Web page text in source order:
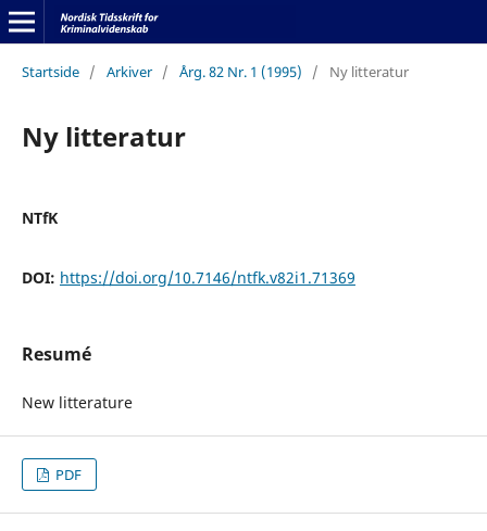
Startside / Arkiver / Årg. 82 Nr. 1 (1995) / Ny litteratur
Ny litteratur
NTfK
DOI: https://doi.org/10.7146/ntfk.v82i1.71369
Resumé
New litterature
PDF